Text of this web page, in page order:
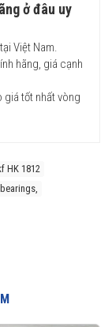
ở đâu uy
Việt Nam.
hãng, giá cạnh
giá tốt nhất vòng
HK 1812